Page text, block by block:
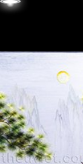
Skip to content